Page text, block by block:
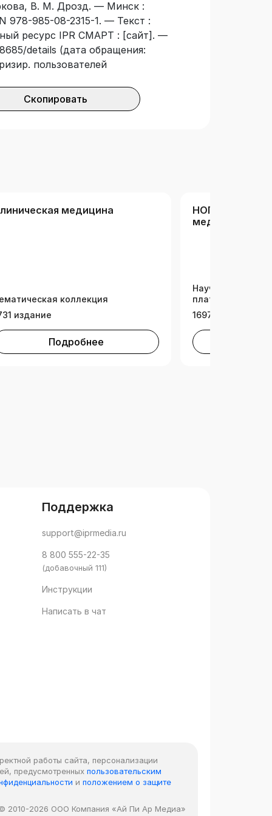
гормонально-
в организме детей и подростков,
рака. Книга предназначена для
а также студентов
В. М. Дрозд. — Минск :
978-985-08-2315-1. — Текст :
ресурс IPR СМАРТ : [сайт]. —
details (дата обращения:
пользователей
Скопировать
медицина
коллекция
издание
Подробнее
НОП «База
медицинских
Научно-
платформа (НОП)
1697 изданий
Поддержка
support@iprmedia.ru
8 800 555-22-35
(добавочный 111)
Инструкции
Написать в чат
работы сайта, персонализации
предусмотренных пользовательским
и положением о защите
2010-2026 ООО Компания «Ай Пи Ар Медиа»